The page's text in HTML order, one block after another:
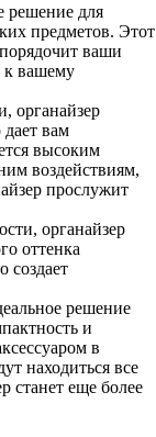
решение для
предметов. Этот
ваши
к вашему
органайзер
вам
высоким
воздействиям,
прослужит
органайзер
оттенка
создает
решение
и
в
находиться все
станет еще более